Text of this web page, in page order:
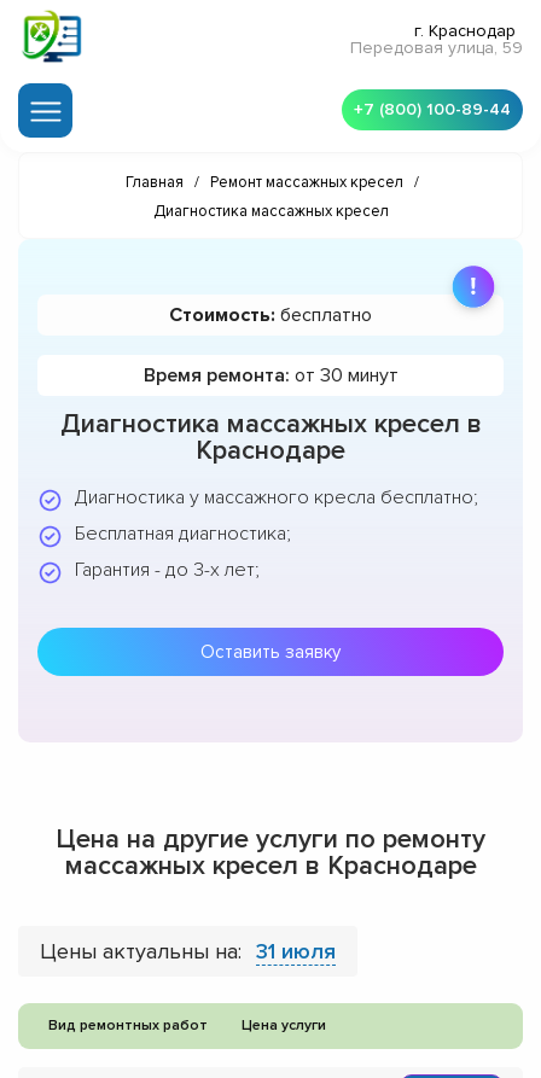
г. Краснодар
Передовая улица, 59
+7 (800) 100-89-44
Главная / Ремонт массажных кресел
/
Диагностика массажных кресел
Диагностика массажных кресел в
Краснодаре
Диагностика у массажного кресла бесплатно;
Бесплатная диагностика;
Гарантия - до 3-х лет;
Оставить заявку
Стоимость: бесплатно
Время ремонта: от 30 минут
Цена на другие услуги по ремонту
массажных кресел в Краснодаре
Цены актуальны на: 31 июля
Вид ремонтных работ Цена услуги